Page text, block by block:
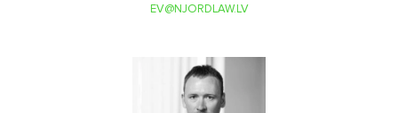
EV@NJORDLAW.LV